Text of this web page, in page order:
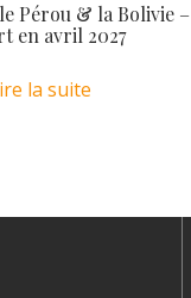
Pérou & la Bolivie –
en avril 2027
la suite